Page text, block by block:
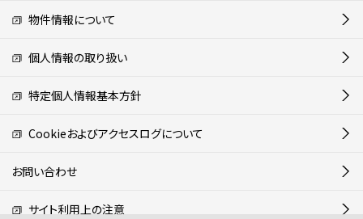
物件情報について
個人情報の取り扱い
特定個人情報基本方針
Cookieおよびアクセスログについて
お問い合わせ
サイト利用上の注意